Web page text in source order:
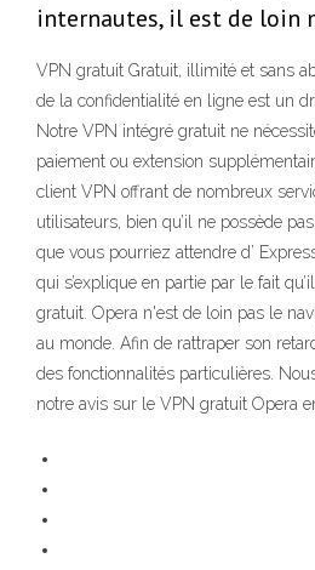
internautes, il est de loin
VPN gratuit Gratuit, illimité et sans
de la confidentialité en ligne est un
Notre VPN intégré gratuit ne
paiement ou extension
client VPN offrant de nombreux
utilisateurs, bien qu’il ne possède
que vous pourriez attendre d’
qui s’explique en partie par le fait
gratuit. Opera n'est de loin pas le
au monde. Afin de rattraper son
des fonctionnalités particulières.
notre avis sur le VPN gratuit Opera